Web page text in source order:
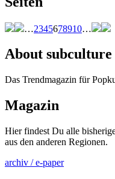
…2345678910…
About subculture
Das Trendmagazin für
Magazin
Hier findest Du alle
aus den anderen Regionen.
archiv / e-paper